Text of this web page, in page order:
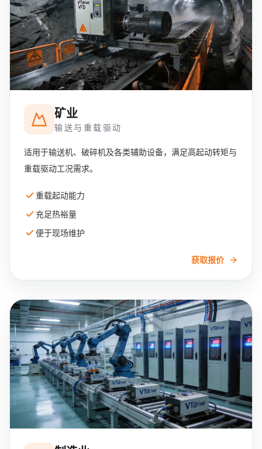
矿业
输送与重载驱动
适用于输送机、破碎机及各类辅助设备，满足高起动转矩与
重载驱动工况需求。
重载起动能力
充足热裕量
便于现场维护
获取报价